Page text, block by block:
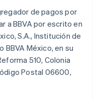
de pagos por
a BBVA por escrito en
S.A., Institución de
BBVA México, en su
510, Colonia
Postal 06600,